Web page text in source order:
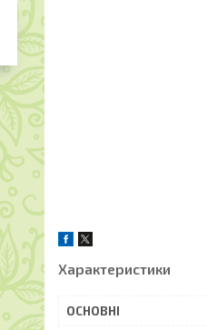
Характеристики
ОСНОВНІ